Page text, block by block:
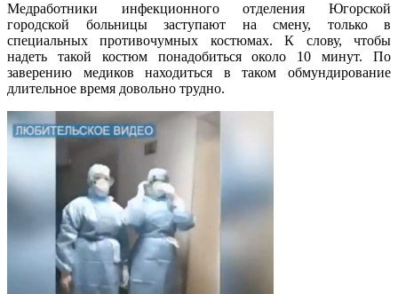
Медработники инфекционного отделения Югорской
городской больницы заступают на смену, только в
специальных противочумных костюмах. К слову, чтобы
надеть такой костюм понадобиться около 10 минут. По
заверению медиков находиться в таком обмундирование
длительное время довольно трудно.